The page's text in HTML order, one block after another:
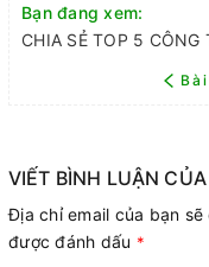
Bạn đang xem:
VIẾT BÌNH LUẬN
Địa chỉ email của bạn
được đánh dấu *